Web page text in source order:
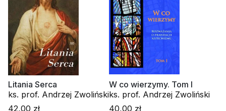
Litania Serca
ks. prof. Andrzej Zwoliński
42,00 zł
W co wierzymy. Tom I
ks. prof. Andrzej Zwoliński
40,00 zł